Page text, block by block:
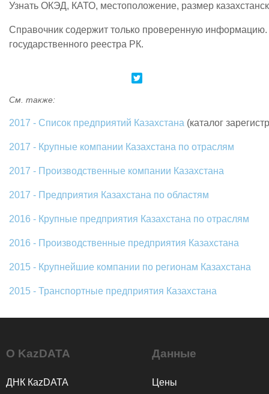
Узнать ОКЭД, КАТО, местоположение, размер
Справочник содержит только проверенную
государственного реестра РК.
См. также:
2017 - Список предприятий Казахстана (каталог
2017 - Крупные компании Казахстана по отраслям
2017 - Производственные компании Казахстана
2017 - Предприятия Казахстана по областям
2016 - Крупные предприятия Казахстана по отраслям
2016 - Производственные предприятия Казахстана
2015 - Крупнейшие компании по регионам Казахстана
2015 - Транспортные предприятия Казахстана
О KazDATA
ДНК КаzDATA
Данные
Цены